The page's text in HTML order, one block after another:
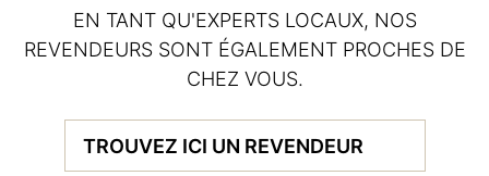
EN TANT QU'EXPERTS LOCAUX, NOS
REVENDEURS SONT ÉGALEMENT PROCHES DE
CHEZ VOUS.
TROUVEZ ICI UN REVENDEUR